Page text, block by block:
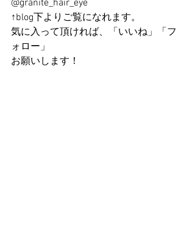
@granite_hair_eye
↑blog下よりご覧になれます。
気に入って頂ければ、「いいね」「フ
ォロー」
お願いします！